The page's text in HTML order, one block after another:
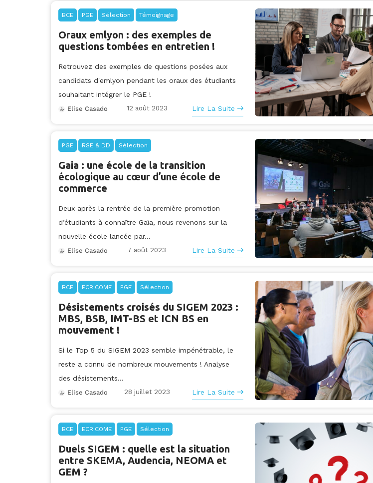
BCE PGE Sélection Témoignage
Oraux emlyon : des exemples de
questions tombées en entretien !
Retrouvez des exemples de questions posées aux
candidats d'emlyon pendant les oraux des étudiants
souhaitant intégrer le PGE !
Elise Casado 12 août 2023 Lire La Suite
PGE RSE & DD Sélection
Gaia : une école de la transition
écologique au cœur d’une école de
commerce
Deux après la rentrée de la première promotion
d’étudiants à connaître Gaïa, nous revenons sur la
nouvelle école lancée par...
Elise Casado 7 août 2023 Lire La Suite
BCE ECRICOME PGE Sélection
Désistements croisés du SIGEM 2023 :
MBS, BSB, IMT-BS et ICN BS en
mouvement !
Si le Top 5 du SIGEM 2023 semble impénétrable, le
reste a connu de nombreux mouvements ! Analyse
des désistements...
Elise Casado 28 juillet 2023 Lire La Suite
BCE ECRICOME PGE Sélection
Duels SIGEM : quelle est la situation
entre SKEMA, Audencia, NEOMA et
GEM ?